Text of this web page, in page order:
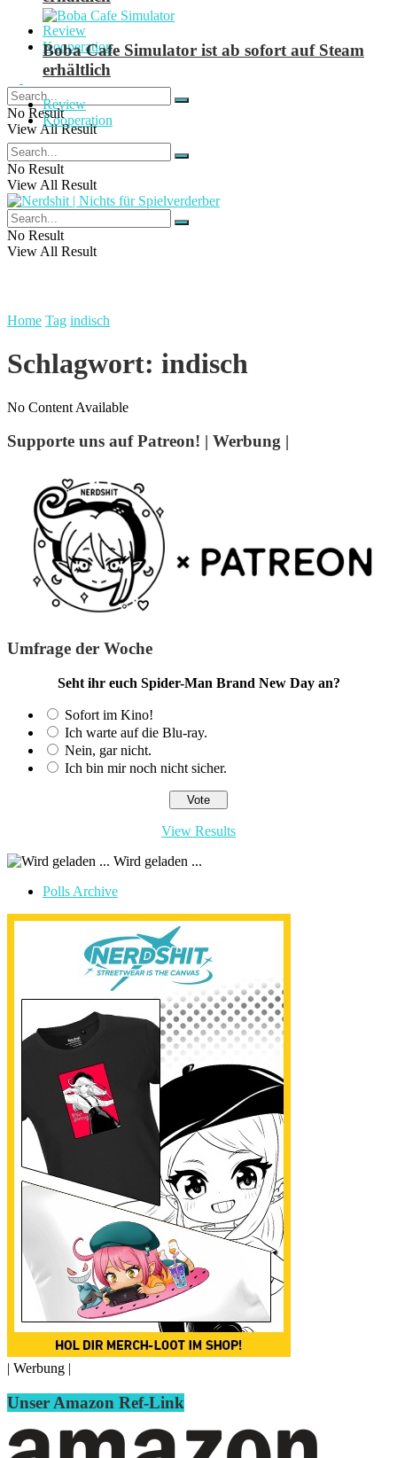
Review
Kooperation
No Result
View All Result
Boba Cafe Simulator ist ab sofort auf Steam
erhältlich
Review
Kooperation
No Result
View All Result
No Result
View All Result
Home Tag indisch
Schlagwort: indisch
No Content Available
Supporte uns auf Patreon! | Werbung |
Umfrage der Woche
Seht ihr euch Spider-Man Brand New Day an?
Sofort im Kino!
Ich warte auf die Blu-ray.
Nein, gar nicht.
Ich bin mir noch nicht sicher.
View Results
Wird geladen ...
Polls Archive
| Werbung |
Unser Amazon Ref-Link